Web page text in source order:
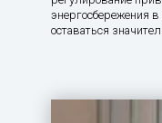
энергосбережения
оставаться